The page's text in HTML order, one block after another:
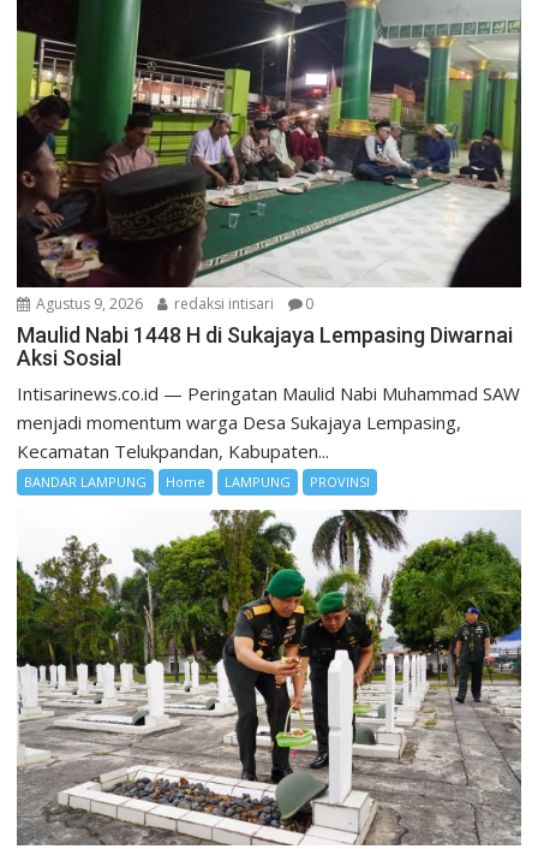
Agustus 9, 2026 redaksi intisari 0
Maulid Nabi 1448 H di Sukajaya Lempasing Diwarnai
Aksi Sosial
Intisarinews.co.id — Peringatan Maulid Nabi Muhammad SAW
menjadi momentum warga Desa Sukajaya Lempasing,
Kecamatan Telukpandan, Kabupaten...
BANDAR LAMPUNG Home LAMPUNG PROVINSI